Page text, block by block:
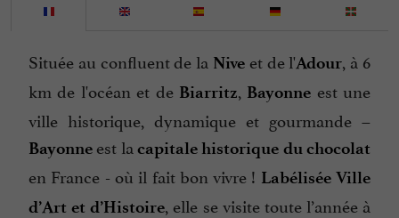
Située au confluent de la Nive et de l'Adour, à 6
km de l'océan et de Biarritz, Bayonne est une
ville historique, dynamique et gourmande –
Bayonne est la capitale historique du chocolat
en France - où il fait bon vivre ! Labélisée Ville
d’Art et d’Histoire, elle se visite toute l’année à